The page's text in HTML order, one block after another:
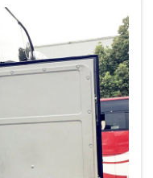
oluşturur...